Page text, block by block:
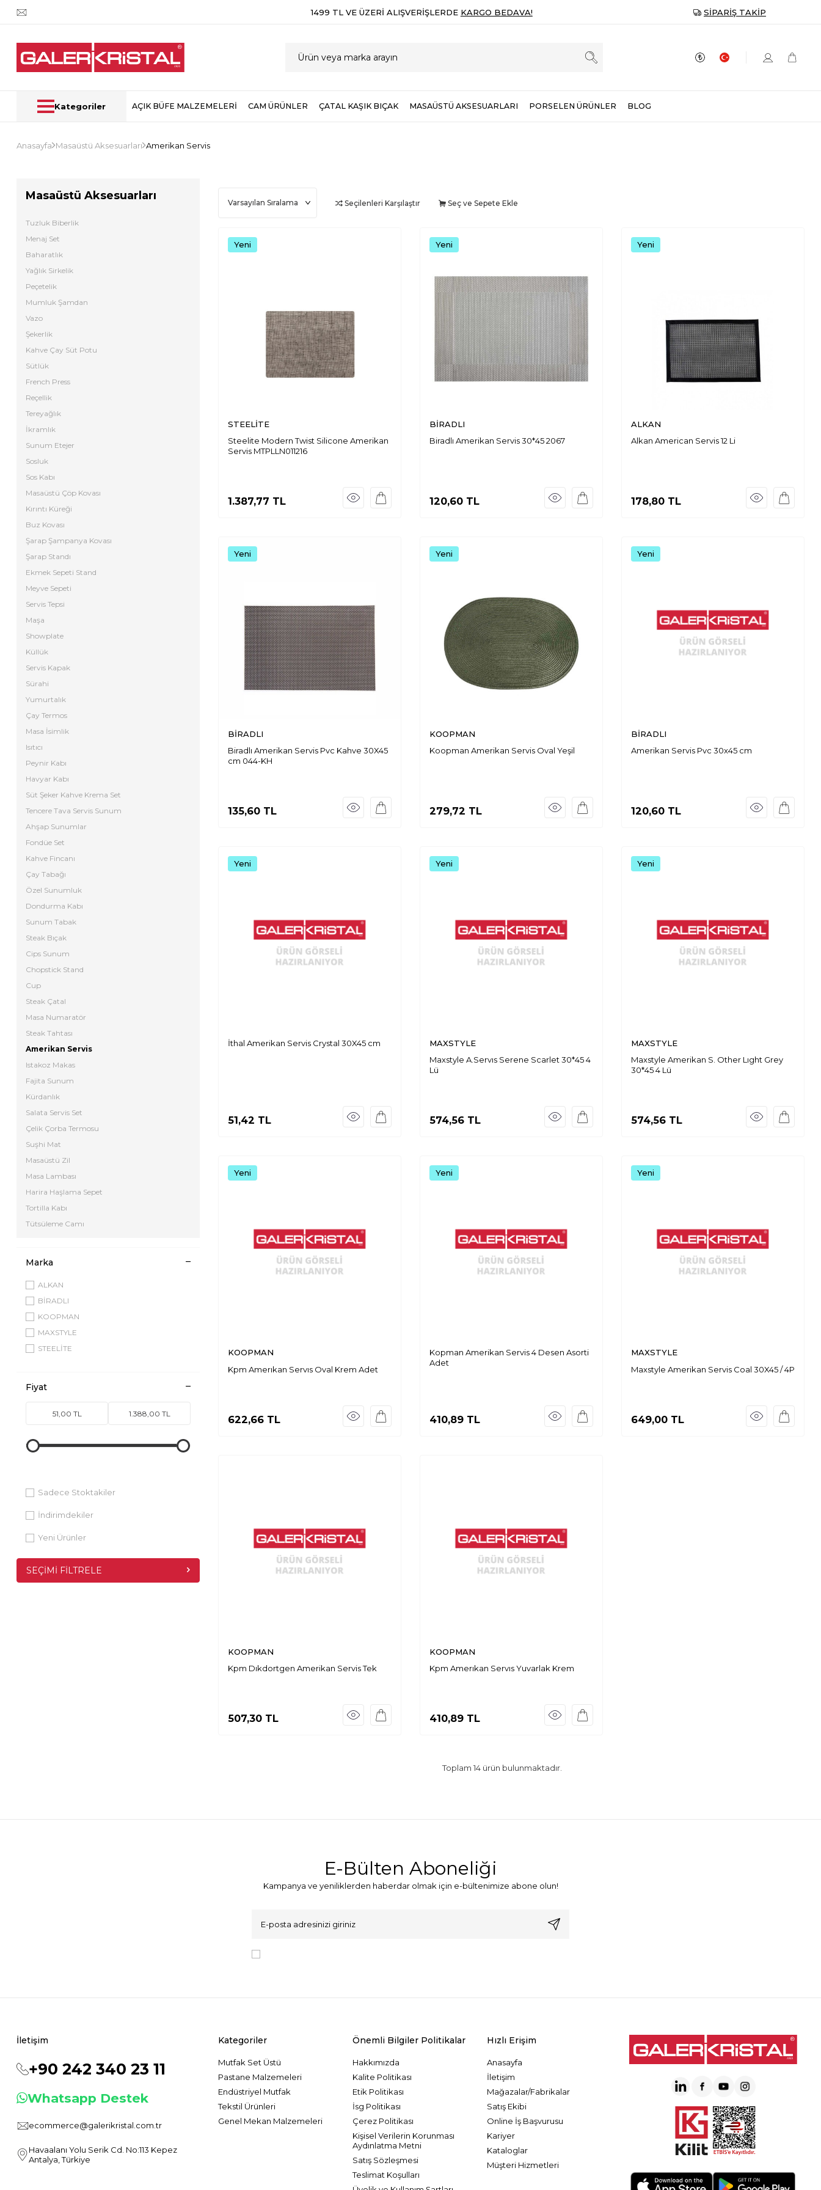
1499 TL VE ÜZERI ALIŞVERIŞLERDE KARGO BEDAVA! SIPARIŞ TAKIP
Kategoriler AÇIK BÜFE MALZEMELERİ CAM ÜRÜNLER ÇATAL KAŞIK BIÇAK MASAÜSTÜ AKSESUARLARI PORSELEN ÜRÜNLER BLOG
Anasayfa Masaüstü Aksesuarları Amerikan Servis
Masaüstü Aksesuarları
Tuzluk Biberlik
Menaj Set
Baharatlık
Yağlık Sirkelik
Peçetelik
Mumluk Şamdan
Vazo
Şekerlik
Kahve Çay Süt Potu
Sütlük
French Press
Reçellik
Tereyağlık
İkramlık
Sunum Etejer
Sosluk
Sos Kabı
Masaüstü Çöp Kovası
Kırıntı Küreği
Buz Kovası
Şarap Şampanya Kovası
Şarap Standı
Ekmek Sepeti Stand
Meyve Sepeti
Servis Tepsi
Maşa
Showplate
Küllük
Servis Kapak
Sürahi
Yumurtalık
Çay Termos
Masa İsimlik
Isıtıcı
Peynir Kabı
Havyar Kabı
Süt Şeker Kahve Krema Set
Tencere Tava Servis Sunum
Ahşap Sunumlar
Fondüe Set
Kahve Fincanı
Çay Tabağı
Özel Sunumluk
Dondurma Kabı
Sunum Tabak
Steak Bıçak
Cips Sunum
Chopstick Stand
Cup
Steak Çatal
Masa Numaratör
Steak Tahtası
Amerikan Servis
Istakoz Makas
Fajita Sunum
Kürdanlık
Salata Servis Set
Çelik Çorba Termosu
Suşhi Mat
Masaüstü Zil
Masa Lambası
Harira Haşlama Sepet
Tortilla Kabı
Tütsüleme Camı
Marka
ALKAN
BİRADLI
KOOPMAN
MAXSTYLE
STEELİTE
Fiyat
Sadece Stoktakiler
İndirimdekiler
Yeni Ürünler
SEÇIMI FILTRELE
Seçilenleri Karşılaştır Seç ve Sepete Ekle
Yeni
STEELİTE
Steelite Modern Twist Silicone Amerikan
Servis MTPLLN011216
1.387,77 TL
Yeni
BİRADLI
Biradlı Amerikan Servis 30*45 2067
120,60 TL
Yeni
ALKAN
Alkan American Servis 12 Li
178,80 TL
Yeni
BİRADLI
Biradlı Amerikan Servis Pvc Kahve 30X45
cm 044-KH
135,60 TL
Yeni
KOOPMAN
Koopman Amerikan Servis Oval Yeşil
279,72 TL
Yeni
BİRADLI
Amerikan Servis Pvc 30x45 cm
120,60 TL
Yeni
İthal Amerikan Servis Crystal 30X45 cm
51,42 TL
Yeni
MAXSTYLE
Maxstyle A.Servıs Serene Scarlet 30*45 4
Lü
574,56 TL
Yeni
MAXSTYLE
Maxstyle Amerikan S. Other Lıght Grey
30*45 4 Lü
574,56 TL
Yeni
KOOPMAN
Kpm Amerıkan Servıs Oval Krem Adet
622,66 TL
Yeni
Kopman Amerikan Servis 4 Desen Asorti
Adet
410,89 TL
Yeni
MAXSTYLE
Maxstyle Amerikan Servis Coal 30X45 / 4P
649,00 TL
KOOPMAN
Kpm Dıkdortgen Amerikan Servis Tek
507,30 TL
KOOPMAN
Kpm Amerıkan Servıs Yuvarlak Krem
410,89 TL
Toplam 14 ürün bulunmaktadır.
E-Bülten Aboneliği
Kampanya ve yeniliklerden haberdar olmak için e-bültenimize abone olun!
İletişim
+90 242 340 23 11
Whatsapp Destek
ecommerce@galerikristal.com.tr
Havaalanı Yolu Serik Cd. No:113 Kepez
Antalya, Türkiye
Kategoriler
Mutfak Set Üstü
Pastane Malzemeleri
Endüstriyel Mutfak
Tekstil Ürünleri
Genel Mekan Malzemeleri
Önemli Bilgiler Politikalar
Hakkımızda
Kalite Politikası
Etik Politikası
İsg Politikası
Çerez Politikası
Kişisel Verilerin Korunması
Aydınlatma Metni
Satış Sözleşmesi
Teslimat Koşulları
Hızlı Erişim
Anasayfa
İletişim
Mağazalar/Fabrikalar
Satış Ekibi
Online İş Başvurusu
Kariyer
Kataloglar
Müşteri Hizmetleri